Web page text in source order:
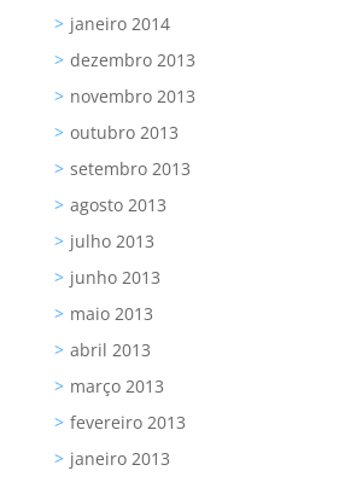
janeiro 2014
dezembro 2013
novembro 2013
outubro 2013
setembro 2013
agosto 2013
julho 2013
junho 2013
maio 2013
abril 2013
março 2013
fevereiro 2013
janeiro 2013